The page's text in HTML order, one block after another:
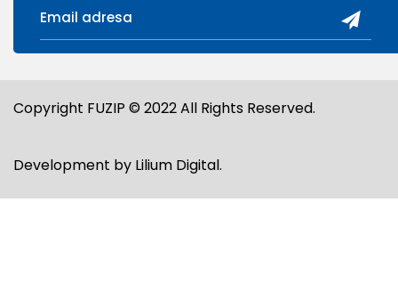
Copyright FUZIP © 2022 All Rights Reserved.
Development by Lilium Digital.